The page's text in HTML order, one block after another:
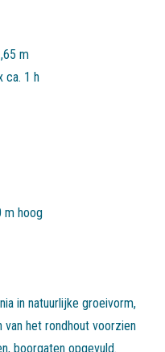
m
ca. 1 h
m hoog
in natuurlijke groeivorm,
van het rondhout voorzien
boorgaten opgevuld.